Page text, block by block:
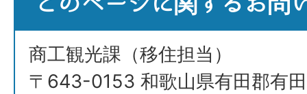
商工観光課（移住担当）
〒643-0153 和歌山県有田郡有